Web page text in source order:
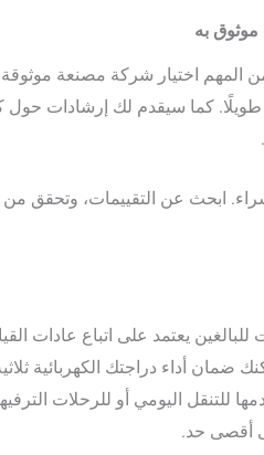
من المهم اختيار شركة مصنعة موثوقة
كما سيقدم لك إرشادات حول
ابحث عن التقييمات، وتحقق
يعتمد على اتباع عادات
ضمان أداء دراجتك الكهربائية
للتنقل اليومي أو للرحلات
أقصى حد.